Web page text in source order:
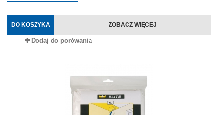
DO KOSZYKA ZOBACZ WIĘCEJ
Dodaj do porówania